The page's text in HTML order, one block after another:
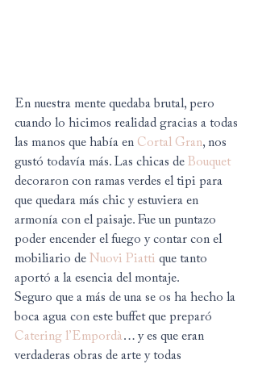
En nuestra mente quedaba brutal, pero
cuando lo hicimos realidad gracias a todas
las manos que había en Cortal Gran, nos
gustó todavía más. Las chicas de Bouquet
decoraron con ramas verdes el tipi para
que quedara más chic y estuviera en
armonía con el paisaje. Fue un puntazo
poder encender el fuego y contar con el
mobiliario de Nuovi Piatti que tanto
aportó a la esencia del montaje.
Seguro que a más de una se os ha hecho la
boca agua con este buffet que preparó
Catering l’Empordà… y es que eran
verdaderas obras de arte y todas